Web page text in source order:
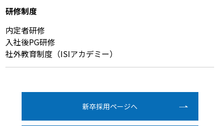
研修制度
内定者研修
入社後PG研修
社外教育制度（ISIアカデミー）
新卒採⽤ページへ